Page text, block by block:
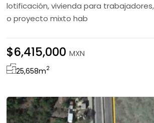
lotificación, vivienda para
o proyecto mixto hab
$6,415,000MXN
25,658m2